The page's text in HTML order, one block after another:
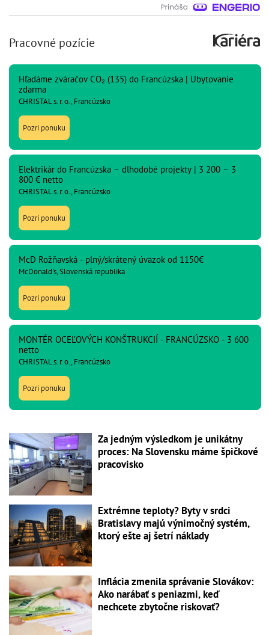
Pracovné pozície
Hľadáme zváračov CO₂ (135) do Francúzska | Ubytovanie
zdarma
CHRISTAL s. r. o., Francúzsko
Pozri ponuku
Elektrikár do Francúzska – dlhodobé projekty | 3 200 – 3
800 € netto
CHRISTAL s. r. o., Francúzsko
Pozri ponuku
McD Rožňavská - plný/skrátený úväzok od 1150€
McDonald's, Slovenská republika
Pozri ponuku
MONTÉR OCEĽOVÝCH KONŠTRUKCIÍ - FRANCÚZSKO - 3 600
netto
CHRISTAL s. r. o., Francúzsko
Pozri ponuku
Za jedným výsledkom je unikátny
proces: Na Slovensku máme špičkové
pracovisko
Extrémne teploty? Byty v srdci
Bratislavy majú výnimočný systém,
ktorý ešte aj šetrí náklady
Inflácia zmenila správanie Slovákov:
Ako narábať s peniazmi, keď
nechcete zbytočne riskovať?